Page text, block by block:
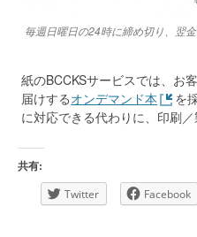
毎週日曜日の24時に締め切り、翌
紙のBCCKSサービスでは、お
届けするオンデマンド本
を
に対応できる代わりに、印刷／
共有:
Twitter Facebook